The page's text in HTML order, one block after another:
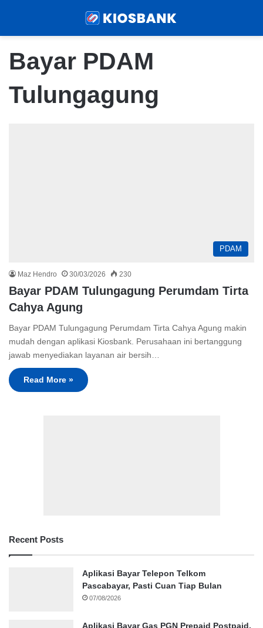
Bayar PDAM
Tulungagung
PDAM
Maz Hendro 30/03/2026 230
Bayar PDAM Tulungagung Perumdam Tirta
Cahya Agung
Bayar PDAM Tulungagung Perumdam Tirta Cahya Agung makin
mudah dengan aplikasi Kiosbank. Perusahaan ini bertanggung
jawab menyediakan layanan air bersih…
Read More »
Recent Posts
Aplikasi Bayar Telepon Telkom
Pascabayar, Pasti Cuan Tiap Bulan
07/08/2026
Aplikasi Bayar Gas PGN Prepaid Postpaid,